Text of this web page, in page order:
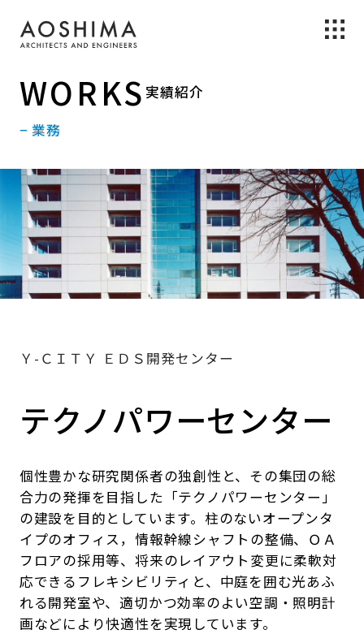
WORKS 実績紹介
− 業務
Ｙ-ＣＩＴＹ ＥＤＳ開発センター
テクノパワーセンター
個性豊かな研究関係者の独創性と、その集団の総
合力の発揮を目指した「テクノパワーセンター」
の建設を目的としています。柱のないオープンタ
イプのオフィス，情報幹線シャフトの整備、ＯＡ
フロアの採用等、将来のレイアウト変更に柔軟対
応できるフレキシビリティと、中庭を囲む光あふ
れる開発室や、適切かつ効率のよい空調・照明計
画などにより快適性を実現しています。